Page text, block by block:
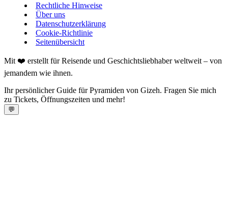
Rechtliche Hinweise
Über uns
Datenschutzerklärung
Cookie-Richtlinie
Seitenübersicht
Mit ❤️ erstellt für Reisende und Geschichtsliebhaber weltweit – von
jemandem wie ihnen.
Ihr persönlicher Guide für Pyramiden von Gizeh. Fragen Sie mich
zu Tickets, Öffnungszeiten und mehr!
💬